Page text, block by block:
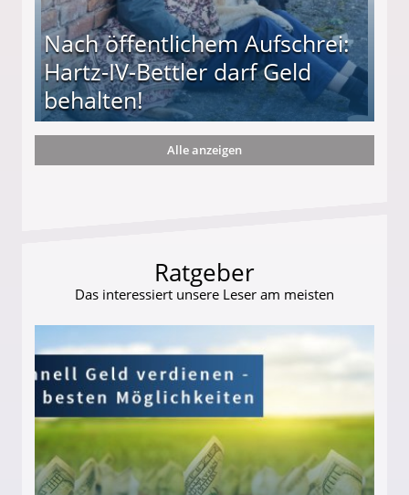
Nach öffentlichem Aufschrei:
Hartz-IV-Bettler darf Geld
behalten!
darf Geld behalten!
Alle anzeigen
Ratgeber
Das interessiert unsere Leser am meisten